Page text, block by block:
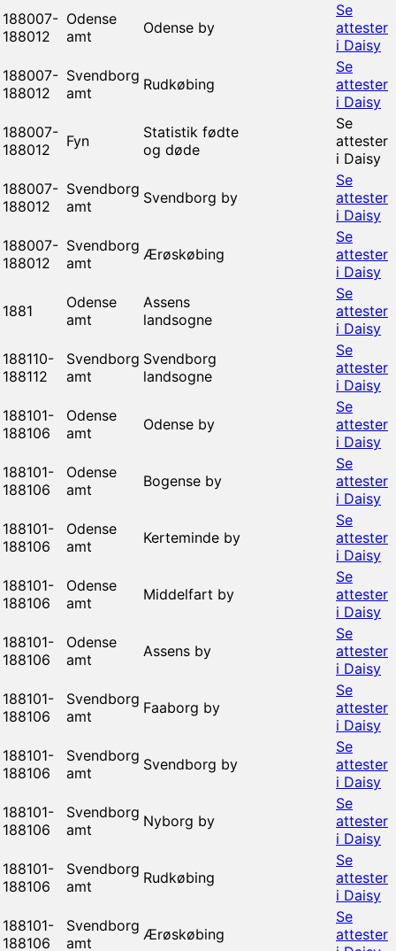
188007-
188012
Odense
amt
Odense by
Se
attester
i Daisy
188007-
188012
Svendborg
amt
Rudkøbing
Se
attester
i Daisy
188007-
188012
Fyn
Statistik fødte
og døde
Se
attester
i Daisy
188007-
188012
Svendborg
amt
Svendborg by
Se
attester
i Daisy
188007-
188012
Svendborg
amt
Ærøskøbing
Se
attester
i Daisy
1881
Odense
amt
Assens
landsogne
Se
attester
i Daisy
188110-
188112
Svendborg
amt
Svendborg
landsogne
Se
attester
i Daisy
188101-
188106
Odense
amt
Odense by
Se
attester
i Daisy
188101-
188106
Odense
amt
Bogense by
Se
attester
i Daisy
188101-
188106
Odense
amt
Kerteminde by
Se
attester
i Daisy
188101-
188106
Odense
amt
Middelfart by
Se
attester
i Daisy
188101-
188106
Odense
amt
Assens by
Se
attester
i Daisy
188101-
188106
Svendborg
amt
Faaborg by
Se
attester
i Daisy
188101-
188106
Svendborg
amt
Svendborg by
Se
attester
i Daisy
188101-
188106
Svendborg
amt
Nyborg by
Se
attester
i Daisy
188101-
188106
Svendborg
amt
Rudkøbing
Se
attester
i Daisy
188101-
188106
Svendborg
amt
Ærøskøbing
Se
attester